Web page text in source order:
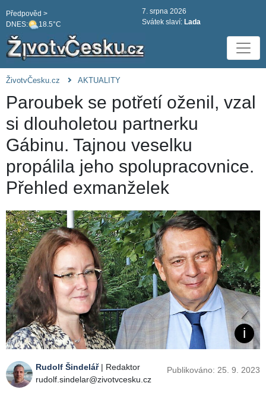
DNES: 18.5°C
Předpověd >
7. srpna 2026
Svátek slaví: Lada
ŽivotvČesku.cz AKTUALITY
Paroubek se potřetí oženil, vzal
si dlouholetou partnerku
Gábinu. Tajnou veselku
propálila jeho spolupracovnice.
Přehled exmanželek
Rudolf Šindelář| Redaktor
rudolf.sindelar@zivotvcesku.cz
Publikováno: 25. 9. 2023